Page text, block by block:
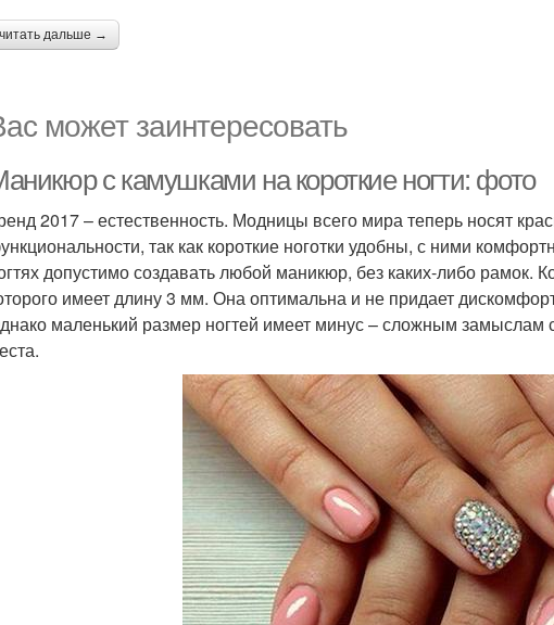
читать дальше →
может заинтересовать
с камушками на короткие ногти: фото
2017 – естественность. Модницы всего мира теперь носят
так как короткие ноготки удобны, с ними
допустимо создавать любой маникюр, без каких-либо рамок.
имеет длину 3 мм. Она оптимальна и не придает
маленький размер ногтей имеет минус – сложным